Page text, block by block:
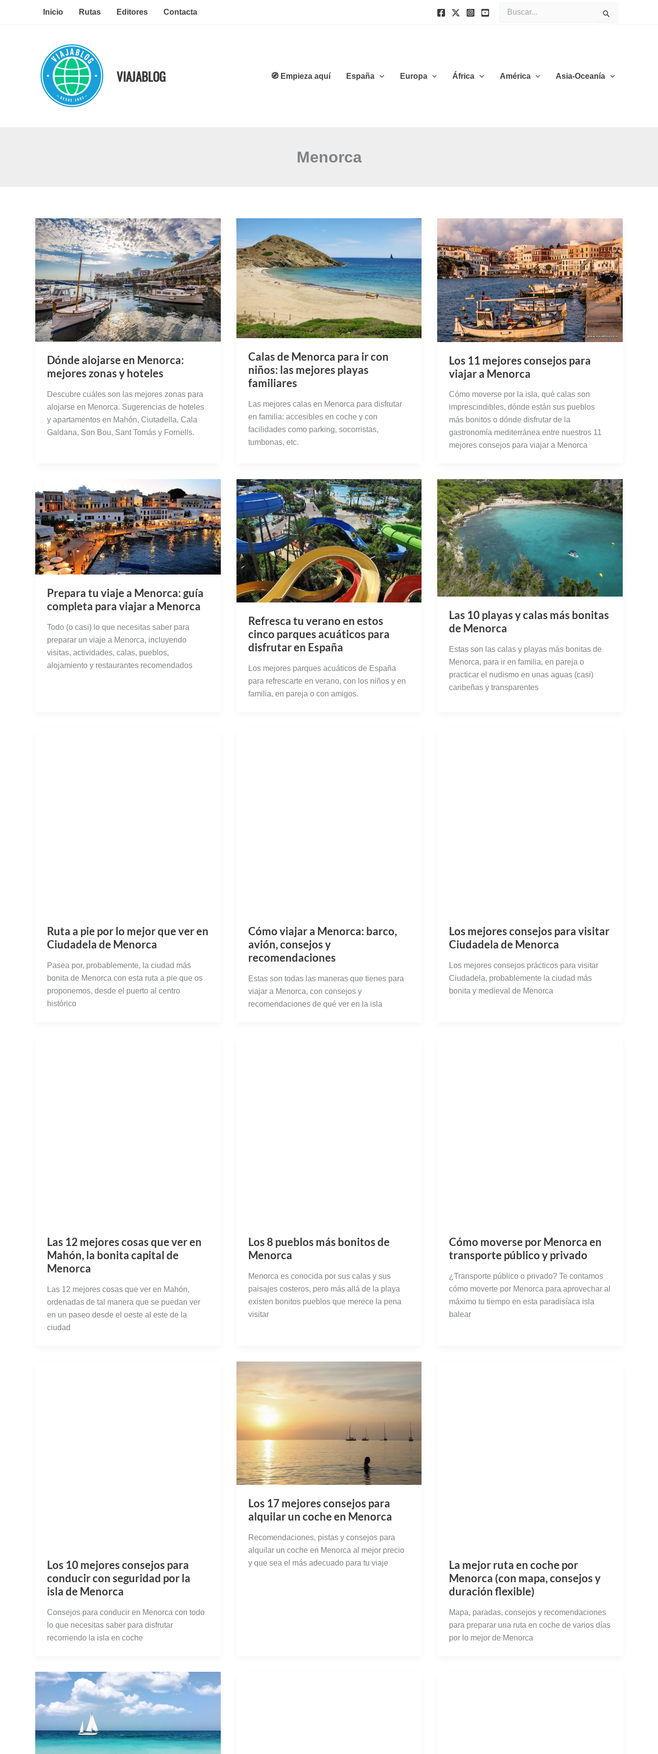
Inicio Rutas Editores Contacta
por:
VIAJABLOG 🧭 Empieza aquí España Europa África América Asia-Oceanía
Menorca
Dónde alojarse en Menorca:
mejores zonas y hoteles
Descubre cuáles son las mejores zonas para
alojarse en Menorca. Sugerencias de hoteles
y apartamentos en Mahón, Ciutadella, Cala
Galdana, Son Bou, Sant Tomás y Fornells.
Calas de Menorca para ir con
niños: las mejores playas
familiares
Las mejores calas en Menorca para disfrutar
en familia: accesibles en coche y con
facilidades como parking, socorristas,
tumbonas, etc.
Los 11 mejores consejos para
viajar a Menorca
Cómo moverse por la isla, qué calas son
imprescindibles, dónde están sus pueblos
más bonitos o dónde disfrutar de la
gastronomía mediterránea entre nuestros 11
mejores consejos para viajar a Menorca
Prepara tu viaje a Menorca: guía
completa para viajar a Menorca
Todo (o casi) lo que necesitas saber para
preparar un viaje a Menorca, incluyendo
visitas, actividades, calas, pueblos,
alojamiento y restaurantes recomendados
Refresca tu verano en estos
cinco parques acuáticos para
disfrutar en España
Los mejores parques acuáticos de España
para refrescarte en verano, con los niños y en
familia, en pareja o con amigos.
Las 10 playas y calas más bonitas
de Menorca
Estas son las calas y playas más bonitas de
Menorca, para ir en familia, en pareja o
practicar el nudismo en unas aguas (casi)
caribeñas y transparentes
Ruta a pie por lo mejor que ver en
Ciudadela de Menorca
Pasea por, probablemente, la ciudad más
bonita de Menorca con esta ruta a pie que os
proponemos, desde el puerto al centro
histórico
Cómo viajar a Menorca: barco,
avión, consejos y
recomendaciones
Estas son todas las maneras que tienes para
viajar a Menorca, con consejos y
recomendaciones de qué ver en la isla
Los mejores consejos para visitar
Ciudadela de Menorca
Los mejores consejos prácticos para visitar
Ciudadela, probablemente la ciudad más
bonita y medieval de Menorca
Las 12 mejores cosas que ver en
Mahón, la bonita capital de
Menorca
Las 12 mejores cosas que ver en Mahón,
ordenadas de tal manera que se puedan ver
en un paseo desde el oeste al este de la
ciudad
Los 8 pueblos más bonitos de
Menorca
Menorca es conocida por sus calas y sus
paisajes costeros, pero más allá de la playa
existen bonitos pueblos que merece la pena
visitar
Cómo moverse por Menorca en
transporte público y privado
¿Transporte público o privado? Te contamos
cómo moverte por Menorca para aprovechar al
máximo tu tiempo en esta paradisíaca isla
balear
Los 10 mejores consejos para
conducir con seguridad por la
isla de Menorca
Consejos para conducir en Menorca con todo
lo que necesitas saber para disfrutar
recorriendo la isla en coche
Los 17 mejores consejos para
alquilar un coche en Menorca
Recomendaciones, pistas y consejos para
alquilar un coche en Menorca al mejor precio
y que sea el más adecuado para tu viaje
La mejor ruta en coche por
Menorca (con mapa, consejos y
duración flexible)
Mapa, paradas, consejos y recomendaciones
para preparar una ruta en coche de varios días
por lo mejor de Menorca